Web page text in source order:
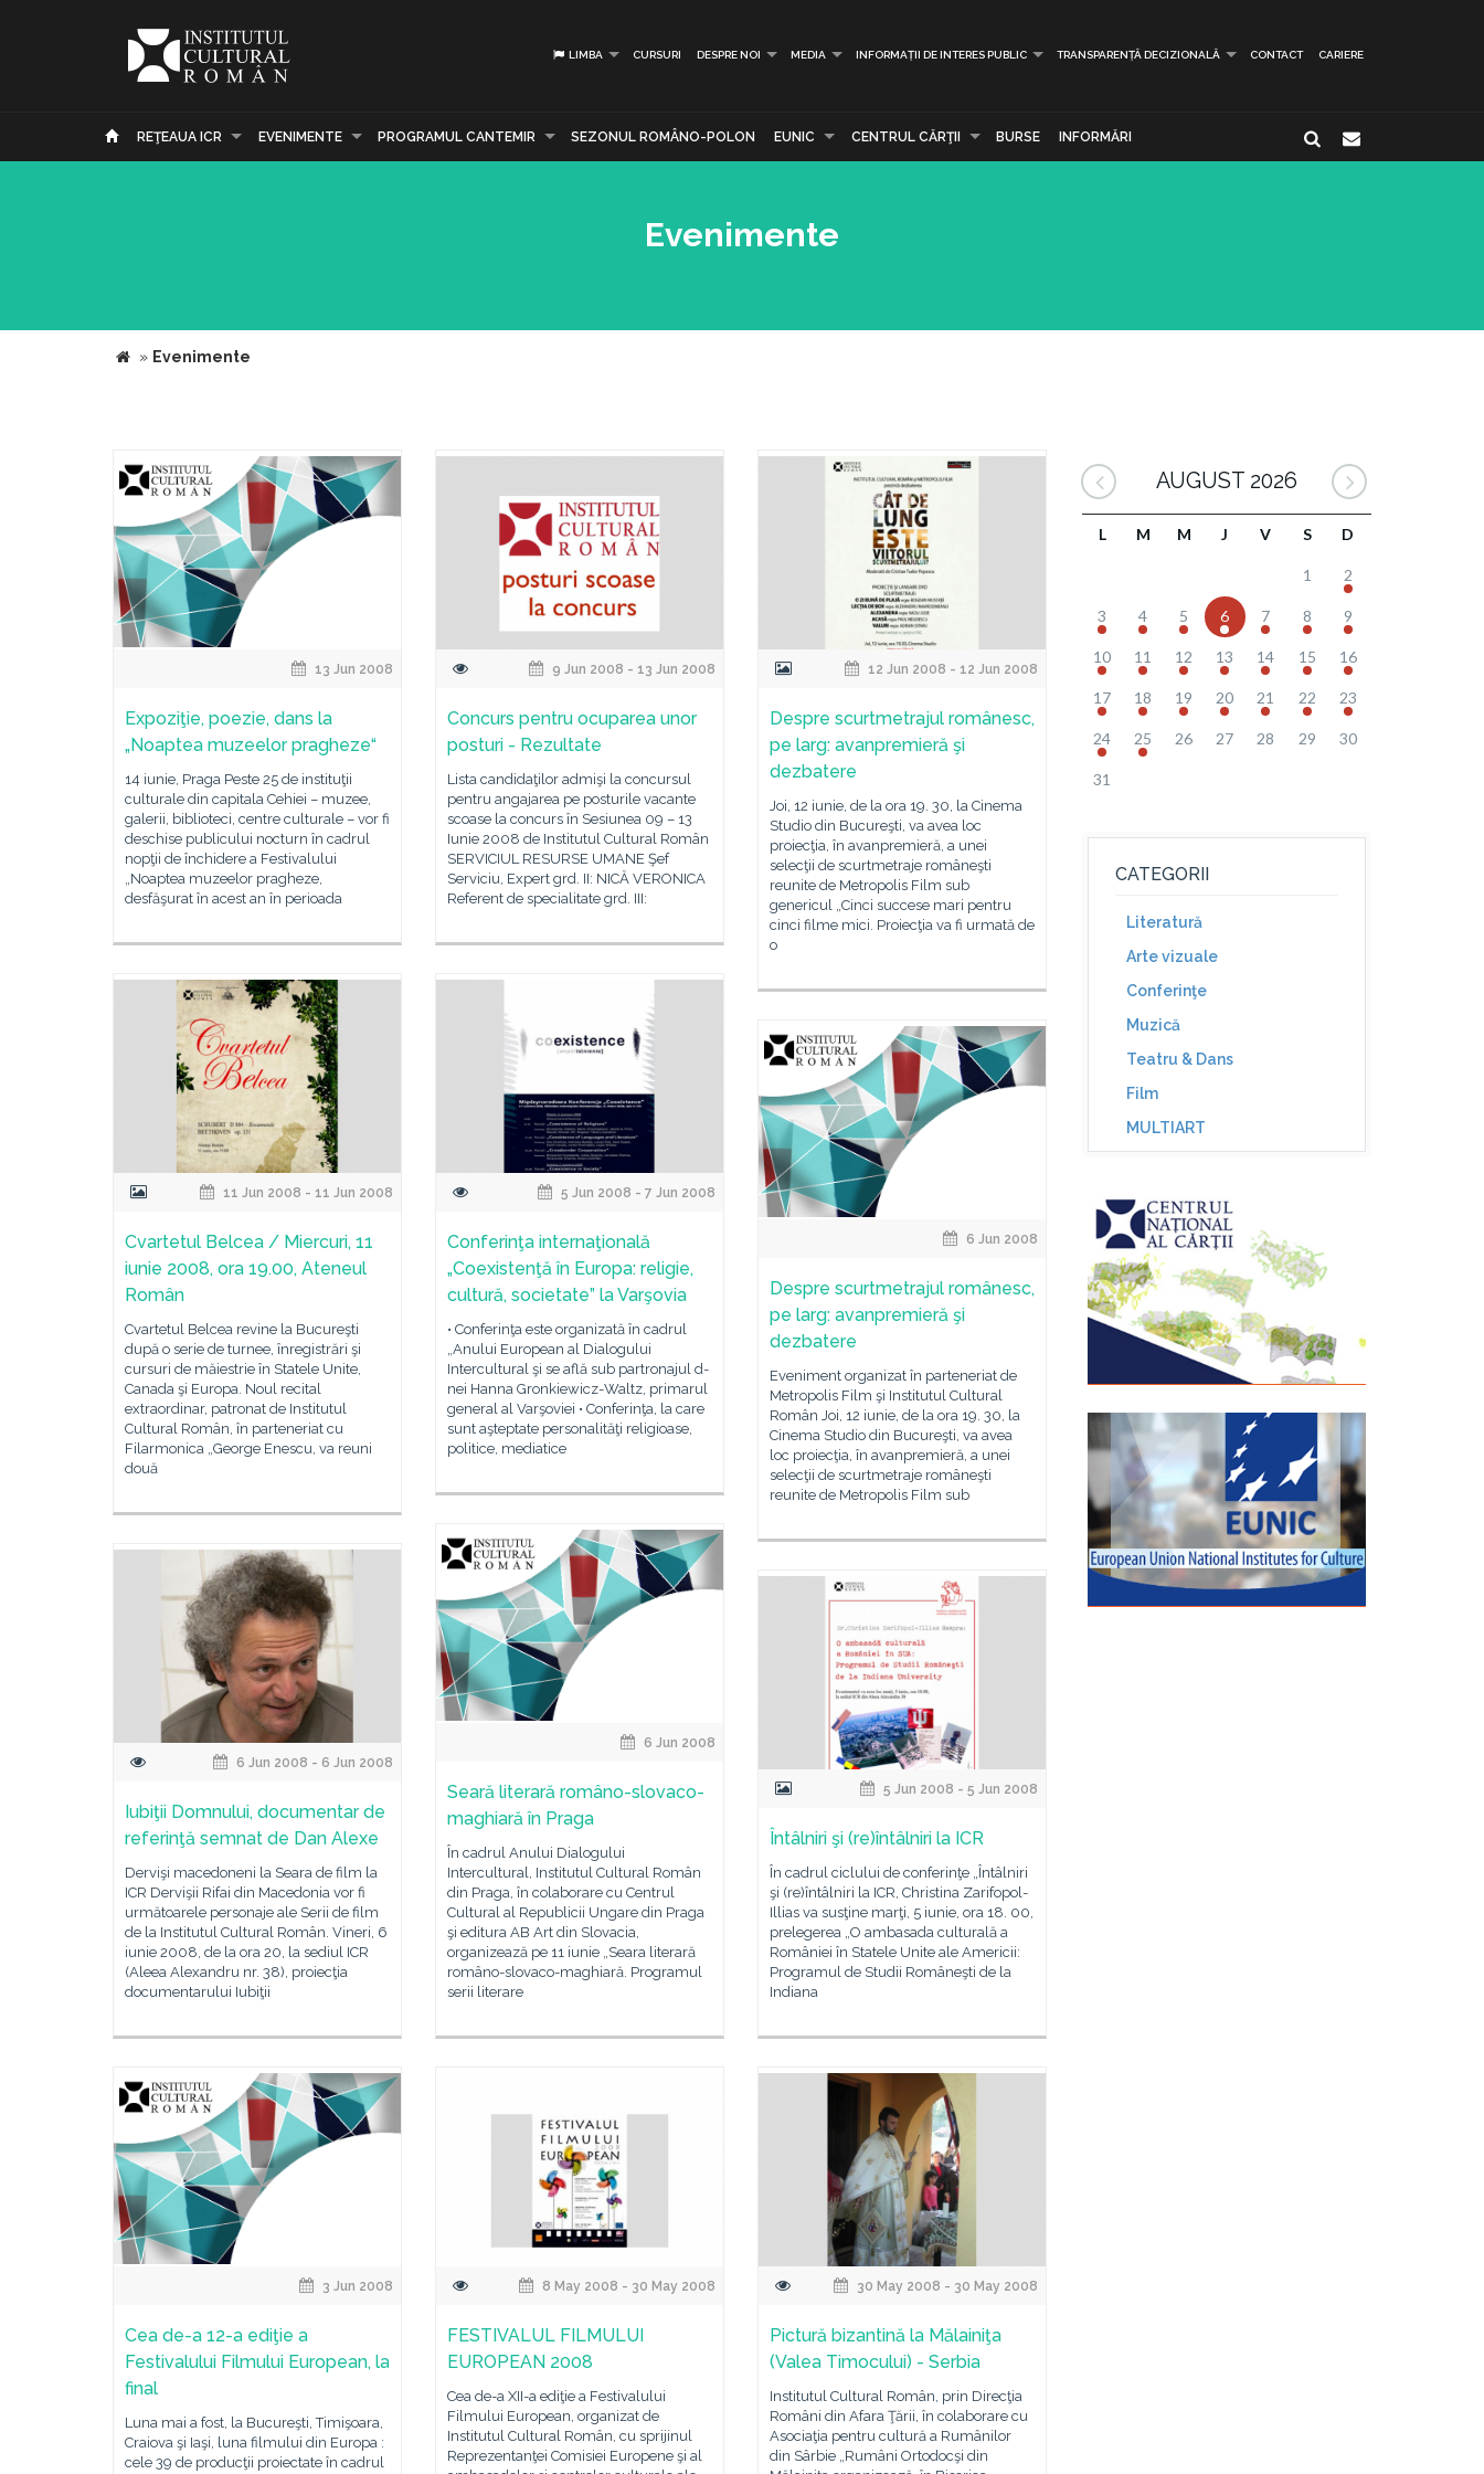
LIMBA CURSURI DESPRE NOI MEDIA INFORMAȚII DE INTERES PUBLIC TRANSPARENȚĂ DECIZIONALĂ CONTACT CARIERE
REŢEAUA ICR EVENIMENTE PROGRAMUL CANTEMIR SEZONUL ROMÂNO-POLON EUNIC CENTRUL CĂRŢII BURSE INFORMĂRI
Evenimente
» Evenimente
13 Jun 2008
Expoziţie, poezie, dans la
„Noaptea muzeelor pragheze“
14 iunie, Praga Peste 25 de instituţii
culturale din capitala Cehiei – muzee,
galerii, biblioteci, centre culturale – vor fi
deschise publicului nocturn în cadrul
nopţii de închidere a Festivalului
„Noaptea muzeelor pragheze,
desfăşurat în acest an în perioada
9 Jun 2008 - 13 Jun 2008
Concurs pentru ocuparea unor
posturi - Rezultate
Lista candidaţilor admişi la concursul
pentru angajarea pe posturile vacante
scoase la concurs în Sesiunea 09 – 13
Iunie 2008 de Institutul Cultural Român
SERVICIUL RESURSE UMANE Şef
Serviciu, Expert grd. II: NICĂ VERONICA
Referent de specialitate grd. III:
12 Jun 2008 - 12 Jun 2008
Despre scurtmetrajul românesc,
pe larg: avanpremieră şi
dezbatere
Joi, 12 iunie, de la ora 19. 30, la Cinema
Studio din Bucureşti, va avea loc
proiecţia, în avanpremieră, a unei
selecţii de scurtmetraje româneşti
reunite de Metropolis Film sub
genericul „Cinci succese mari pentru
cinci filme mici. Proiecţia va fi urmată de
o
11 Jun 2008 - 11 Jun 2008
Cvartetul Belcea / Miercuri, 11
iunie 2008, ora 19.00, Ateneul
Român
Cvartetul Belcea revine la Bucureşti
după o serie de turnee, înregistrări şi
cursuri de măiestrie în Statele Unite,
Canada şi Europa. Noul recital
extraordinar, patronat de Institutul
Cultural Român, în parteneriat cu
Filarmonica „George Enescu, va reuni
două
5 Jun 2008 - 7 Jun 2008
Conferinţa internaţională
„Coexistenţă în Europa: religie,
cultură, societate” la Varşovia
• Conferinţa este organizată în cadrul
„Anului European al Dialogului
Intercultural şi se află sub partronajul d-
nei Hanna Gronkiewicz-Waltz, primarul
general al Varşoviei • Conferinţa, la care
sunt aşteptate personalităţi religioase,
politice, mediatice
6 Jun 2008
Despre scurtmetrajul românesc,
pe larg: avanpremieră şi
dezbatere
Eveniment organizat în parteneriat de
Metropolis Film şi Institutul Cultural
Român Joi, 12 iunie, de la ora 19. 30, la
Cinema Studio din Bucureşti, va avea
loc proiecţia, în avanpremieră, a unei
selecţii de scurtmetraje româneşti
reunite de Metropolis Film sub
6 Jun 2008
Seară literară româno-slovaco-
maghiară în Praga
În cadrul Anului Dialogului
Intercultural, Institutul Cultural Român
din Praga, în colaborare cu Centrul
Cultural al Republicii Ungare din Praga
şi editura AB Art din Slovacia,
organizează pe 11 iunie „Seara literară
româno-slovaco-maghiară. Programul
serii literare
6 Jun 2008 - 6 Jun 2008
Iubiţii Domnului, documentar de
referinţă semnat de Dan Alexe
Dervişi macedoneni la Seara de film la
ICR Dervişii Rifai din Macedonia vor fi
următoarele personaje ale Serii de film
de la Institutul Cultural Român. Vineri, 6
iunie 2008, de la ora 20, la sediul ICR
(Aleea Alexandru nr. 38), proiecţia
documentarului Iubiţii
5 Jun 2008 - 5 Jun 2008
Întâlniri şi (re)întâlniri la ICR
În cadrul ciclului de conferinţe „Întâlniri
şi (re)întâlniri la ICR, Christina Zarifopol-
Illias va susţine marţi, 5 iunie, ora 18. 00,
prelegerea „O ambasada culturală a
României în Statele Unite ale Americii:
Programul de Studii Româneşti de la
Indiana
3 Jun 2008
Cea de-a 12-a ediţie a
Festivalului Filmului European, la
final
Luna mai a fost, la Bucureşti, Timişoara,
Craiova şi Iaşi, luna filmului din Europa :
cele 39 de producţii proiectate în cadrul
8 May 2008 - 30 May 2008
FESTIVALUL FILMULUI
EUROPEAN 2008
Cea de-a XII-a ediţie a Festivalului
Filmului European, organizat de
Institutul Cultural Român, cu sprijinul
Reprezentanţei Comisiei Europene şi al
30 May 2008 - 30 May 2008
Pictură bizantină la Mălainiţa
(Valea Timocului) - Serbia
Institutul Cultural Român, prin Direcţia
Români din Afara Ţării, în colaborare cu
Asociaţia pentru cultură a Rumânilor
din Sârbie „Rumâni Ortodocşi din
AUGUST 2026
L M M J V S D
1 2
3 4 5 6 7 8 9
10 11 12 13 14 15 16
17 18 19 20 21 22 23
24 25 26 27 28 29 30
31
CATEGORII
Literatură
Arte vizuale
Conferinţe
Muzică
Teatru & Dans
Film
MULTIART